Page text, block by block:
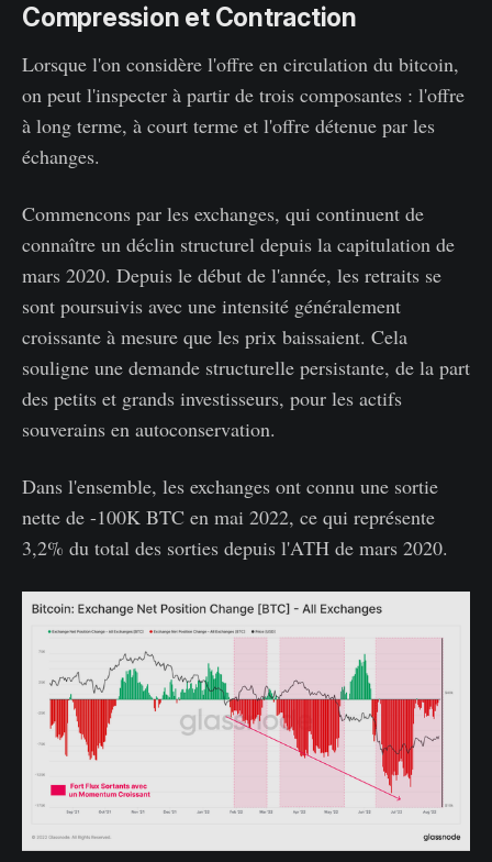
Compression et Contraction
Lorsque l'on considère l'offre en circulation du bitcoin,
on peut l'inspecter à partir de trois composantes : l'offre
à long terme, à court terme et l'offre détenue par les
échanges.
Commencons par les exchanges, qui continuent de
connaître un déclin structurel depuis la capitulation de
mars 2020. Depuis le début de l'année, les retraits se
sont poursuivis avec une intensité généralement
croissante à mesure que les prix baissaient. Cela
souligne une demande structurelle persistante, de la part
des petits et grands investisseurs, pour les actifs
souverains en autoconservation.
Dans l'ensemble, les exchanges ont connu une sortie
nette de -100K BTC en mai 2022, ce qui représente
3,2% du total des sorties depuis l'ATH de mars 2020.